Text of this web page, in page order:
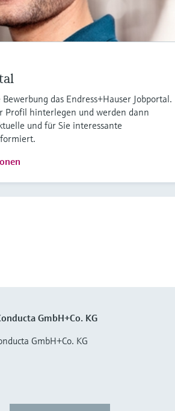
das Endress+Hauser Jobportal.
Profil hinterlegen und werden dann
und für Sie interessante
GmbH+Co. KG
GmbH+Co. KG